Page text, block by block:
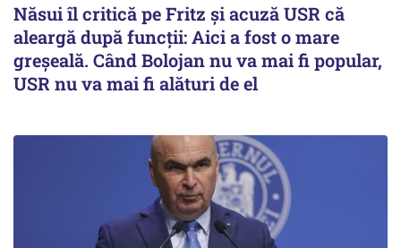
Năsui îl critică pe Fritz și acuză USR că
aleargă după funcții: Aici a fost o mare
greșeală. Când Bolojan nu va mai fi popular,
USR nu va mai fi alături de el